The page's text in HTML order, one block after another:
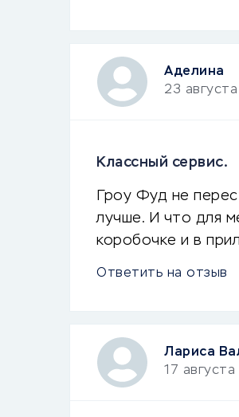
Аделина
23
Классный сервис.
Гроу Фуд не
лучше. И что для
коробочке и в
Ответить на отзыв
Лариса
17